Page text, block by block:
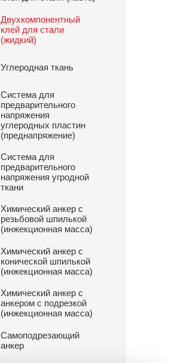
Двухкомпонентный
клей для стали
(жидкий)
Углеродная ткань
Система для
предварительного
напряжения
углеродных пластин
(преднапряжение)
Система для
предварительного
напряжения угродной
ткани
Химический анкер с
резьбовой шпилькой
(инжекционная масса)
Химический анкер с
конической шпилькой
(инжекционная масса)
Химический анкер с
анкером с подрезкой
(инжекционная масса)
Самоподрезающий
анкер